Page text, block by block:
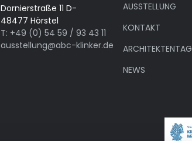
Dornierstraße 11 D-
48477 Hörstel
T: +49 (0) 54 59 / 93 43 11
ausstellung@abc-klinker.de
AUSSTELLUNG
KONTAKT
ARCHITEKTENTAG
NEWS